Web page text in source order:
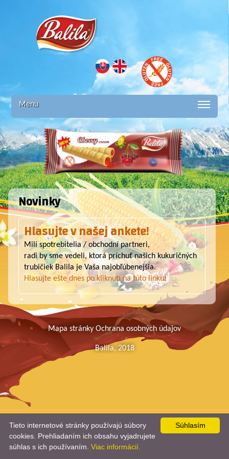
Balila -
Kukuričná
trubička
plnená
lahodným
krémom,
ktorá je
dokonalou
kombináciou
chute a
Menu
Novinky
Hlasujte v našej ankete!
Milí spotrebitelia / obchodní partneri,
radi by sme vedeli, ktorá príchuť našich kukuričných
trubičiek Balila je Vaša najobľúbenejšia.
Hlasujte ešte dnes po kliknutí na túto linku!
Mapa stránky Ochrana osobných údajov
Balila, 2018
Súhlasím
Tieto internetové stránky používajú súbory
cookies. Prehliadaním ich obsahu vyjadrujete
súhlas s ich používaním. Viac informácií.